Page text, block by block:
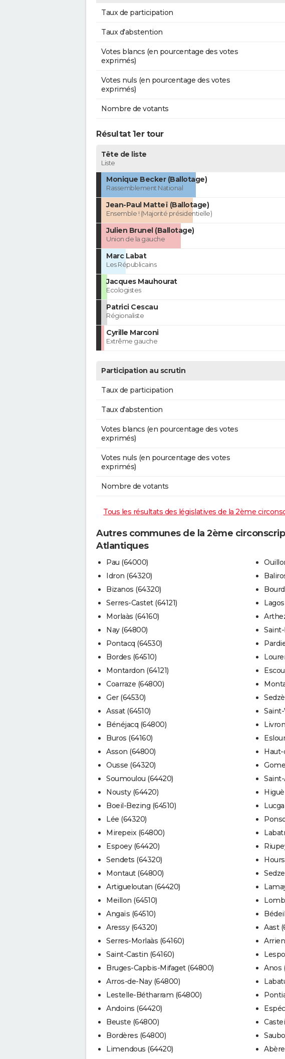
Taux de participation
Taux d'abstention
Votes blancs (en pourcentage des votes
exprimés)
Votes nuls (en pourcentage des votes
exprimés)
Nombre de votants
Résultat 1er tour
Tête de liste
Liste
Monique Becker (Ballotage)
Rassemblement National
Jean-Paul Matteï (Ballotage)
Ensemble ! (Majorité présidentielle)
Julien Brunel (Ballotage)
Union de la gauche
Marc Labat
Les Républicains
Jacques Mauhourat
Ecologistes
Patrici Cescau
Régionaliste
Cyrille Marconi
Extrême gauche
Participation au scrutin
Taux de participation
Taux d'abstention
Votes blancs (en pourcentage des votes
exprimés)
Votes nuls (en pourcentage des votes
exprimés)
Nombre de votants
Tous les résultats des législatives de la 2ème
Autres communes de la 2ème
Atlantiques
Pau (64000)
Idron (64320)
Bizanos (64320)
Serres-Castet (64121)
Morlaàs (64160)
Nay (64800)
Pontacq (64530)
Bordes (64510)
Montardon (64121)
Coarraze (64800)
Ger (64530)
Assat (64510)
Bénéjacq (64800)
Buros (64160)
Asson (64800)
Ousse (64320)
Soumoulou (64420)
Nousty (64420)
Boeil-Bezing (64510)
Lée (64320)
Mirepeix (64800)
Espoey (64420)
Sendets (64320)
Montaut (64800)
Artigueloutan (64420)
Meillon (64510)
Angaïs (64510)
Aressy (64320)
Serres-Morlaàs (64160)
Saint-Castin (64160)
Bruges-Capbis-Mifaget (64800)
Arros-de-Nay (64800)
Lestelle-Bétharram (64800)
Andoins (64420)
Beuste (64800)
Bordères (64800)
Limendous (64420)
Haut-
Aast
Anos